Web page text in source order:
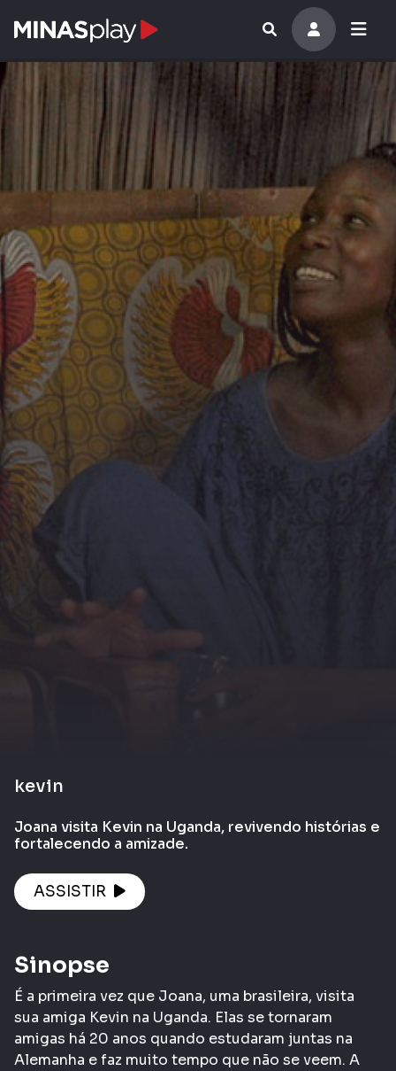
kevin
Joana visita Kevin na Uganda, revivendo histórias e
fortalecendo a amizade.
ASSISTIR
Sinopse
É a primeira vez que Joana, uma brasileira, visita
sua amiga Kevin na Uganda. Elas se tornaram
amigas há 20 anos quando estudaram juntas na
Alemanha e faz muito tempo que não se veem. A